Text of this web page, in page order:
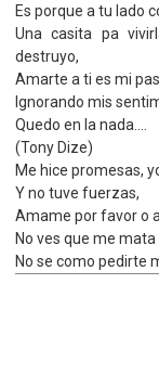
Es porque a tu lado
Una casita pa
destruyo,
Amarte a ti es mi
Ignorando mis
Quedo en la nada....
(Tony Dize)
Me hice promesas,
Y no tuve fuerzas,
Amame por favor o
No ves que me
No se como pedirte